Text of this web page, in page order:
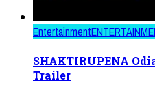
Entertainment
SHAKTIRUPENA
Trailer